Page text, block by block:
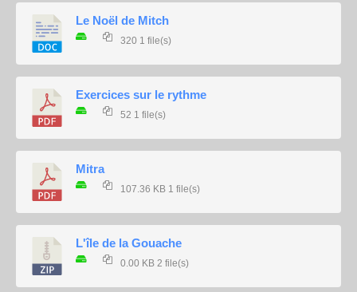
Le Noël de Mitch
320 1 file(s)
Exercices sur le rythme
52 1 file(s)
Mitra
107.36 KB 1 file(s)
L'île de la Gouache
0.00 KB 2 file(s)